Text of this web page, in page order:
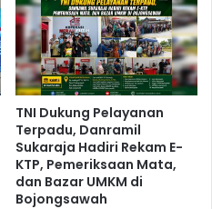
TNI Dukung Pelayanan
Terpadu, Danramil
Sukaraja Hadiri Rekam E-
KTP, Pemeriksaan Mata,
dan Bazar UMKM di
Bojongsawah